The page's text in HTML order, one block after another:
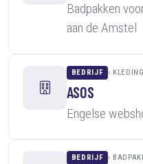
Badpakken
aan de Amstel
BEDRIJF KLEDING
ASOS
Engelse
BEDRIJF